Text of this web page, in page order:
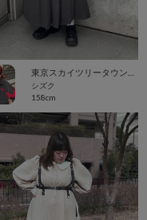
シズク
158cm